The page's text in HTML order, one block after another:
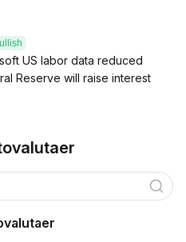
US labor data reduced
Reserve will raise interest